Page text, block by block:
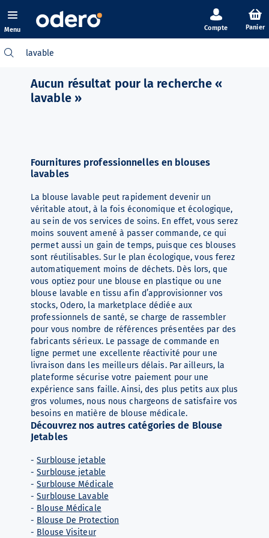
Menu Panier
Aucun résultat pour la recherche «
lavable »
Fournitures professionnelles en blouses
lavables
La blouse lavable peut rapidement devenir un
véritable atout, à la fois économique et écologique,
au sein de vos services de soins. En effet, vous serez
moins souvent amené à passer commande, ce qui
permet aussi un gain de temps, puisque ces blouses
sont réutilisables. Sur le plan écologique, vous ferez
automatiquement moins de déchets. Dès lors, que
vous optiez pour une blouse en plastique ou une
blouse lavable en tissu afin d’approvisionner vos
stocks, Odero, la marketplace dédiée aux
professionnels de santé, se charge de rassembler
pour vous nombre de références présentées par des
fabricants sérieux. Le passage de commande en
ligne permet une excellente réactivité pour une
livraison dans les meilleurs délais. Par ailleurs, la
plateforme sécurise votre paiement pour une
expérience sans faille. Ainsi, des plus petits aux plus
gros volumes, nous nous chargeons de satisfaire vos
besoins en matière de blouse médicale.
Découvrez nos autres catégories de Blouse
Jetables
-Surblouse jetable
-Surblouse jetable
-Surblouse Médicale
-Surblouse Lavable
- Blouse Médicale
- Blouse De Protection
- Blouse Visiteur